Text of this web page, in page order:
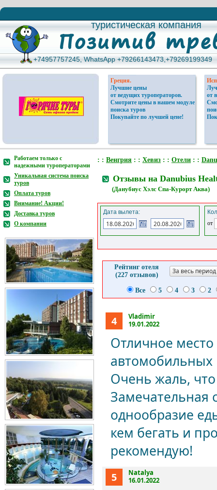
туристическая компания
туристическая компания
+74957757245, WhatsApp +79266143473,+79269199349
+74957757245, WhatsApp +79266143473,+79269199349
Греция.
Лучшие цены
от ведущих туроператоров.
Смотрите цены в нашем модуле
поиска туров
Покупайте по лучшей цене!
от
Работаем только с
надежными туроператорами
Уникальная система поиска
туров
Оплата туров
Внимание! Акции!
Доставка туров
О компании
: : Венгрия : : Хевиз : : Отели : :
Отзывы на Danubius
(Данубиус Хэлс Спа-Курорт Аква)
Дата вылета:
от
Рейтинг отеля
(227 отзывов)
За весь период
Все 5 4 3 2
4
Vladimir
19.01.2022
Отличное место
автомобильных
Очень жаль, что
Замечательная
однообразие
кем бегать и
рекомендую!
5
Natalya
16.01.2022